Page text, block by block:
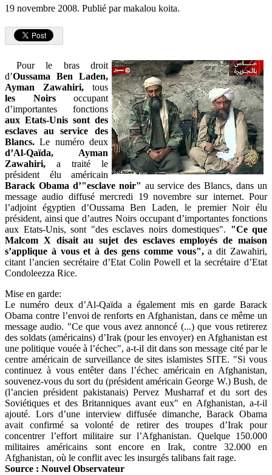
19 novembre 2008. Publié par makalou koita.
Pour le bras droit
d’Oussama Ben Laden,
Ayman Zawahiri, tous
les Noirsoccupant
d’importantes fonctions
aux Etats-Unis sont des
esclaves au service des
Blancs. Le numéro deux
d’Al-Qaïda, Ayman
Zawahiri, a traité le
président élu américain
Barack Obama d’"esclave noir" au service des Blancs, dans un
message audio diffusé mercredi 19 novembre sur internet. Pour
l’adjoint égyptien d’Oussama Ben Laden, le premier Noir élu
président, ainsi que d’autres Noirs occupant d’importantes fonctions
aux Etats-Unis, sont "des esclaves noirs domestiques". "Ce que
Malcom X disait au sujet des esclaves employés de maison
s’applique à vous et à des gens comme vous",a dit Zawahiri,
citant l’ancien secrétaire d’Etat Colin Powell et la secrétaire d’Etat
Condoleezza Rice.
Mise en garde:
Le numéro deux d’Al-Qaïda a également mis en garde Barack
Obama contre l’envoi de renforts en Afghanistan, dans ce même un
message audio. "Ce que vous avez annoncé (...) que vous retirerez
des soldats (américains) d’Irak (pour les envoyer) en Afghanistan est
une politique vouée à l’échec", a-t-il dit dans son message cité par le
centre américain de surveillance de sites islamistes SITE. "Si vous
continuez à vous entêter dans l’échec américain en Afghanistan,
souvenez-vous du sort du (président américain George W.) Bush, de
(l’ancien président pakistanais) Pervez Musharraf et du sort des
Soviétiques et des Britanniques avant eux" en Afghanistan, a-t-il
ajouté. Lors d’une interview diffusée dimanche, Barack Obama
avait confirmé sa volonté de retirer des troupes d’Irak pour
concentrer l’effort militaire sur l’Afghanistan. Quelque 150.000
militaires américains sont encore en Irak, contre 32.000 en
Afghanistan, où le conflit avec les insurgés talibans fait rage.
Source : Nouvel Observateur